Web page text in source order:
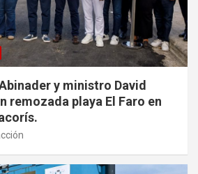
y ministro David
remozada playa El Faro en